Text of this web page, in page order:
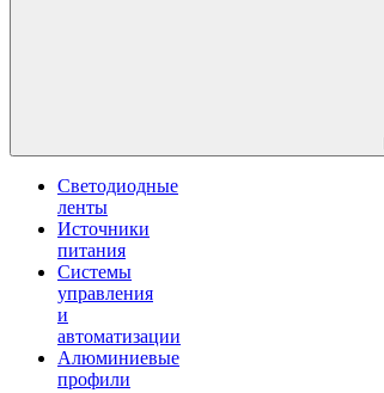
Светодиодные
ленты
Источники
питания
Системы
управления
и
автоматизации
Алюминиевые
профили